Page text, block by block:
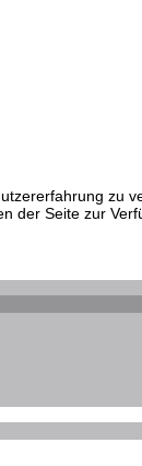
zu
der Seite zur